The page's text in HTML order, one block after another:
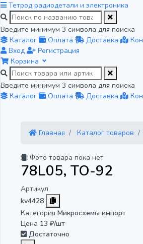
Тетрод радиодетали и электроника
Введите минимум 3 символа для поиска
Каталог
Оплата Доставка
Вход
Регистрация
Корзина
Введите минимум 3 символа для поиска
Каталог
Оплата Доставка
Главная Каталог товаров
Фото товара пока нет
78L05, TO-92
Артикул
kv4428
Категория Микросхемы импорт
Цена 13 ₽/шт
Достаточно